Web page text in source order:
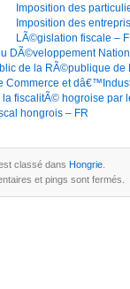
Imposition des
Imposition des
LÃ©gislation fiscale –
DÃ©veloppement
de la RÃ©publique de
Commerce et
fiscalitÃ© hogroise par
hongrois – FR
classé dans Hongrie
et pings sont fermés.